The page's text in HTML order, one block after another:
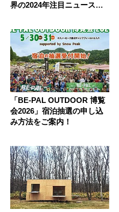
界の2024年注目ニュースを
「BE-PAL OUTDOOR 博覧
会2026」宿泊抽選の申し込
み方法をご案内！